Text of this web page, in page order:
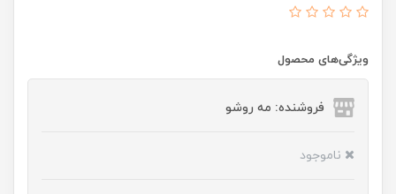
ویژگی‌های محصول
فروشنده: مه رو‌شو
ناموجود